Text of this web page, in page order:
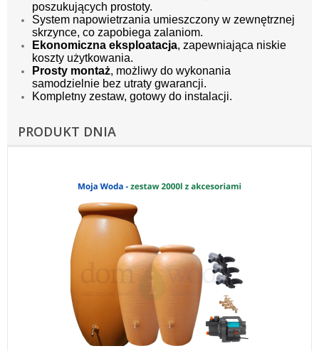
poszukujących prostoty.
System napowietrzania umieszczony w zewnętrznej
skrzynce, co zapobiega zalaniom.
Ekonomiczna eksploatacja, zapewniająca niskie
koszty użytkowania.
Prosty montaż, możliwy do wykonania
samodzielnie bez utraty gwarancji.
Kompletny zestaw, gotowy do instalacji.
PRODUKT DNIA